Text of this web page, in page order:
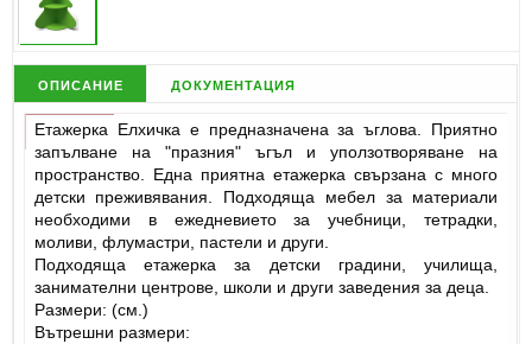
описание документация
Етажерка Елхичка е предназначена за ъглова. Приятно
запълване на "празния" ъгъл и уползотворяване на
пространство. Една приятна етажерка свързана с много
детски преживявания. Подходяща мебел за материали
необходими в ежедневието за учебници, тетрадки,
моливи, флумастри, пастели и други.
Подходяща етажерка за детски градини, училища,
занимателни центрове, школи и други заведения за деца.
Размери: (см.)
Вътрешни размери: